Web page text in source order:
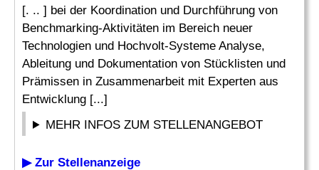
[. .. ] bei der Koordination und Durchführung von
Benchmarking-Aktivitäten im Bereich neuer
Technologien und Hochvolt-Systeme Analyse,
Ableitung und Dokumentation von Stücklisten und
Prämissen in Zusammenarbeit mit Experten aus
Entwicklung [...]
MEHR INFOS ZUM STELLENANGEBOT
▶ Zur Stellenanzeige